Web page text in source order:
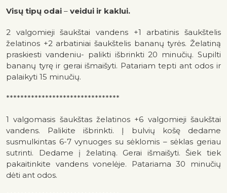
Visų tipų odai – veidui ir kaklui.
2 valgomieji šaukštai vandens +1 arbatinis šaukštelis
želatinos +2 arbatiniai šaukštelis bananų tyrės. Želatiną
praskiesti vandeniu- palikti išbrinkti 20 minučių. Supilti
bananų tyrę ir gerai išmaišyti. Patariam tepti ant odos ir
palaikyti 15 minučių.
********************************
1 valgomasis šaukštas želatinos +6 valgomieji šaukštai
vandens. Palikite išbrinkti. Į bulvių košę dedame
susmulkintas 6-7 vynuoges su sėklomis – sėklas geriau
sutrinti. Dedame į želatiną. Gerai išmaišyti. Šiek tiek
pakaitinkite vandens vonelėje. Patariama 30 minučių
dėti ant odos.